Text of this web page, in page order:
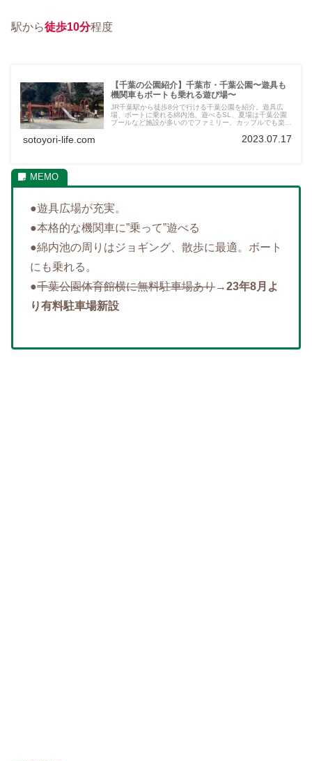
駅から徒歩10分程度
【千葉の公園紹介】千葉市・千葉公園〜遊具も
機関車もボートも乗れる遊び場〜
JR千葉駅から徒歩8分で行ける千葉公園を紹介。遊具広
場、ボートに乗れる綿内池、遊べるSL、夏場は千葉公園
プールなど施設が多いのでファミリー、カップルでも楽し
sotoyori-life.com 2023.07.17
●遊具広場が充実。
●本格的な機関車に”乗って”遊べる
●綿内池の周りはジョギング、散歩に最適。ボート
にも乗れる。
●千葉公園体育館横に無料駐車場あり→23年8月よ
り有料駐車場新設